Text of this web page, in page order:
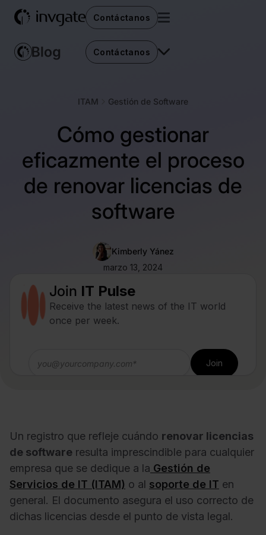
Contáctanos
Contáctanos
ITAM Gestión de Software
Cómo gestionar
eficazmente el proceso
de renovar licencias de
software
Kimberly Yánez
marzo 13, 2024
Join IT Pulse
Receive the latest news of the IT world
once per week.
Un registro que refleje cuándo renovar licencias
de software resulta imprescindible para cualquier
empresa que se dedique a la Gestión de
Servicios de IT (ITAM) o al soporte de IT en
general. El documento asegura el uso correcto de
dichas licencias desde el punto de vista legal.